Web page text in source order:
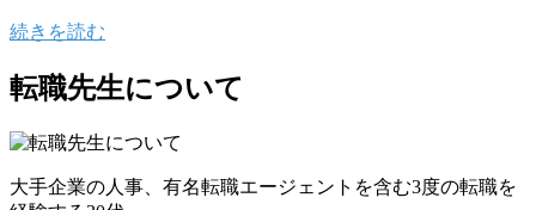
続きを読む
転職先生について
大手企業の人事、有名転職エージェントを含む3度の転職を